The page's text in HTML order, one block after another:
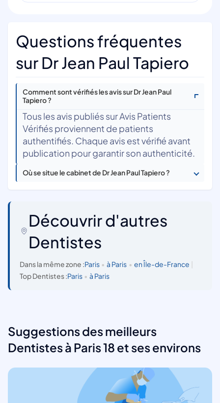
Questions fréquentes
sur Dr Jean Paul Tapiero
Comment sont vérifiés les avis sur Dr Jean Paul
Tapiero ?
Tous les avis publiés sur Avis Patients
Vérifiés proviennent de patients
authentifiés. Chaque avis est vérifié avant
publication pour garantir son authenticité.
Où se situe le cabinet de Dr Jean Paul Tapiero ?
Découvrir d'autres
Dentistes
Dans la même zone :Paris • à Paris • en Île-de-France
Top Dentistes :Paris • à Paris
Suggestions des meilleurs
Dentistes à Paris 18 et ses environs